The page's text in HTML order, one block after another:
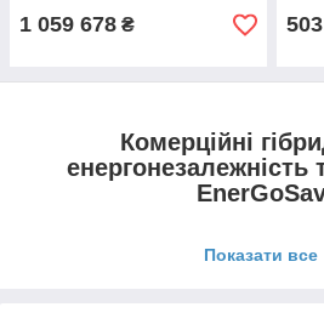
1 059 678 ₴
Комерційні
енергонезалежність
Показати все